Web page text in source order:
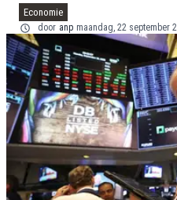
Economie
door anp maandag, 22 september